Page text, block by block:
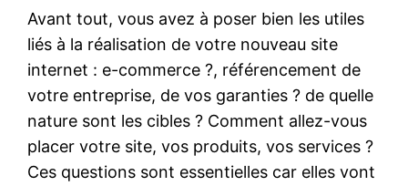
Avant tout, vous avez à poser bien les utiles
liés à la réalisation de votre nouveau site
internet : e-commerce ?, référencement de
votre entreprise, de vos garanties ? de quelle
nature sont les cibles ? Comment allez-vous
placer votre site, vos produits, vos services ?
Ces questions sont essentielles car elles vont